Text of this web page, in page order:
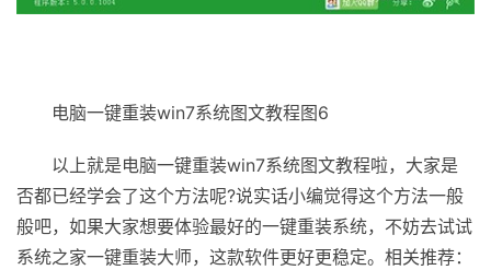
电脑一键重装win7系统图文教程图6
以上就是电脑一键重装win7系统图文教程啦，大家是
否都已经学会了这个方法呢?说实话小编觉得这个方法一般
般吧，如果大家想要体验最好的一键重装系统，不妨去试试
系统之家一键重装大师，这款软件更好更稳定。相关推荐：